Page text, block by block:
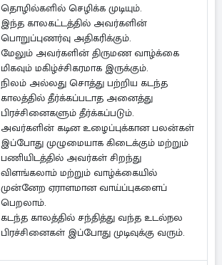
தொழில்களில் செழிக்க முடியும்.
இந்த காலகட்டத்தில் அவர்களின்
பொறுப்புணர்வு அதிகரிக்கும்.
மேலும் அவர்களின் திருமண வாழ்க்கை
மிகவும் மகிழ்ச்சிகரமாக இருக்கும்.
நிலம் அல்லது சொத்து பற்றிய கடந்த
காலத்தில் தீர்க்கப்படாத அனைத்து
பிரச்சினைகளும் தீர்க்கப்படும்.
அவர்களின் கடின உழைப்புக்கான பலன்கள்
இப்போது முழுமையாக கிடைக்கும் மற்றும்
பணியிடத்தில் அவர்கள் சிறந்து
விளங்கலாம் மற்றும் வாழ்க்கையில்
முன்னேற ஏராளமான வாய்ப்புகளைப்
பெறலாம்.
கடந்த காலத்தில் சந்தித்து வந்த உடல்நல
பிரச்சினைகள் இப்போது முடிவுக்கு வரும்.